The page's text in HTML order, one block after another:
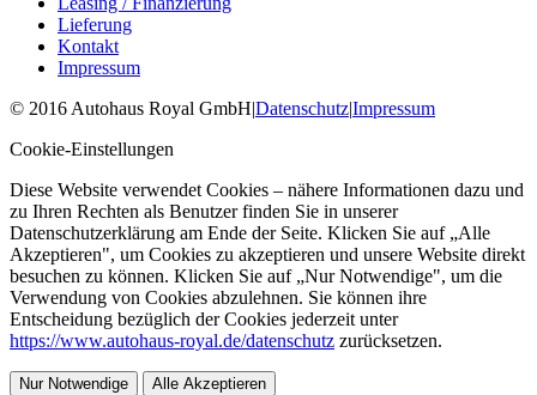
Lieferung
Kontakt
Impressum
© 2016 Autohaus Royal GmbH|Datenschutz|Impressum
Cookie-Einstellungen
Diese Website verwendet Cookies – nähere Informationen dazu und
zu Ihren Rechten als Benutzer finden Sie in unserer
Datenschutzerklärung am Ende der Seite. Klicken Sie auf „Alle
Akzeptieren", um Cookies zu akzeptieren und unsere Website direkt
besuchen zu können. Klicken Sie auf „Nur Notwendige", um die
Verwendung von Cookies abzulehnen. Sie können ihre
Entscheidung bezüglich der Cookies jederzeit unter
https://www.autohaus-royal.de/datenschutz zurücksetzen.
Nur Notwendige Alle Akzeptieren